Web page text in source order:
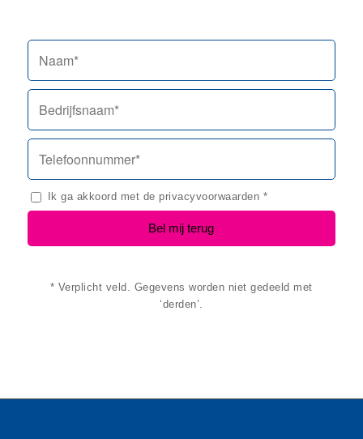
Ik ga akkoord met de privacyvoorwaarden *
* Verplicht veld. Gegevens worden niet gedeeld met
‘derden’.